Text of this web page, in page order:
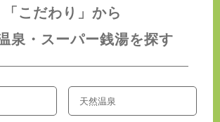
「こだわり」から
泉・スーパー銭湯を探す
天然温泉